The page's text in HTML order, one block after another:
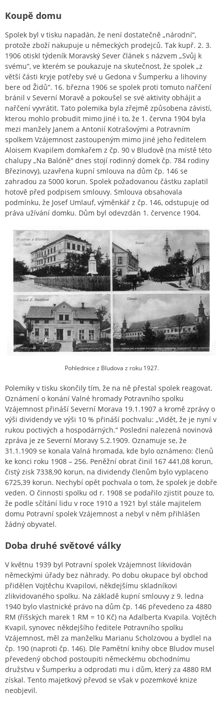
Koupě domu
Spolek byl v tisku napadán, že není dostatečně „národní“,
protože zboží nakupuje u německých prodejců. Tak kupř. 2. 3.
1906 otiskl týdeník Moravský Sever článek s názvem „Svůj k
svému“, ve kterém se poukazuje na skutečnost, že spolek „z
větší části kryje potřeby své u Gedona v Šumperku a lihoviny
bere od Židů“. 16. března 1906 se spolek proti tomuto nařčení
bránil v Severní Moravě a pokoušel se své aktivity obhájit a
nařčení vyvrátit. Tato polemika byla zřejmě způsobena závistí,
kterou mohlo probudit mimo jiné i to, že 1. června 1904 byla
mezi manžely Janem a Antonií Kotrašovými a Potravním
spolkem Vzájemnost zastoupeným mimo jiné jeho ředitelem
Aloisem Kvapilem domkařem z čp. 90 v Bludově (na místě této
chalupy „Na Balóně“ dnes stojí rodinný domek čp. 784 rodiny
Březinovy), uzavřena kupní smlouva na dům čp. 146 se
zahradou za 5000 korun. Spolek požadovanou částku zaplatil
hotově před podpisem smlouvy. Smlouva obsahovala
podmínku, že Josef Umlauf, výměnkář z čp. 146, odstupuje od
práva užívání domku. Dům byl odevzdán 1. července 1904.
Pohlednice z Bludova z roku 1927.
Polemiky v tisku skončily tím, že na ně přestal spolek reagovat.
Oznámení o konání Valné hromady Potravního spolku
Vzájemnost přináší Severní Morava 19.1.1907 a kromě zprávy o
výši dividendy ve výši 10 % přináší pochvalu: „Vidět, že je nyní v
rukou poctivých a hospodárných.“ Poslední nalezená novinová
zpráva je ze Severní Moravy 5.2.1909. Oznamuje se, že
31.1.1909 se konala Valná hromada, kde bylo oznámeno: členů
ke konci roku 1908 – 256. Peněžní obrat činil 167 441,08 korun,
čistý zisk 7338,90 korun, na dividendy členům bylo vyplaceno
6725,39 korun. Nechybí opět pochvala o tom, že spolek je dobře
veden. O činnosti spolku od r. 1908 se podařilo zjistit pouze to,
že podle sčítání lidu v roce 1910 a 1921 byl stále majitelem
domu Potravní spolek Vzájemnost a nebyl v něm přihlášen
žádný obyvatel.
Doba druhé světové války
V květnu 1939 byl Potravní spolek Vzájemnost likvidován
německými úřady bez náhrady. Po dobu okupace byl obchod
přidělen Vojtěchu Kvapilovi, někdejšímu skladníkovi
zlikvidovaného spolku. Na základě kupní smlouvy z 9. ledna
1940 bylo vlastnické právo na dům čp. 146 převedeno za 4880
RM (říšských marek 1 RM = 10 Kč) na Adalberta Kvapila. Vojtěch
Kvapil, synovec někdejšího ředitele Potravního spolku
Vzájemnost, měl za manželku Marianu Scholzovou a bydlel na
čp. 190 (naproti čp. 146). Dle Pamětní knihy obce Bludov musel
převedený obchod postoupiti německému obchodnímu
družstvu v Šumperku a odprodati mu i dům, který za 4880 RM
získal. Tento majetkový převod se však v pozemkové knize
neobjevil.